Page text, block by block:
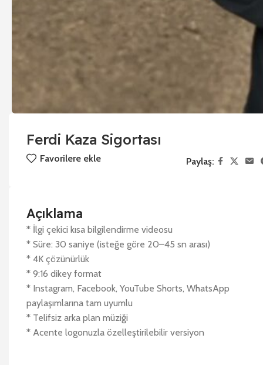
Ferdi Kaza Sigortası
Favorilere ekle Paylaş:
Açıklama
* İlgi çekici kısa bilgilendirme videosu
* Süre: 30 saniye (isteğe göre 20–45 sn arası)
* 4K çözünürlük
* 9:16 dikey format
* Instagram, Facebook, YouTube Shorts, WhatsApp
paylaşımlarına tam uyumlu
* Telifsiz arka plan müziği
* Acente logonuzla özelleştirilebilir versiyon